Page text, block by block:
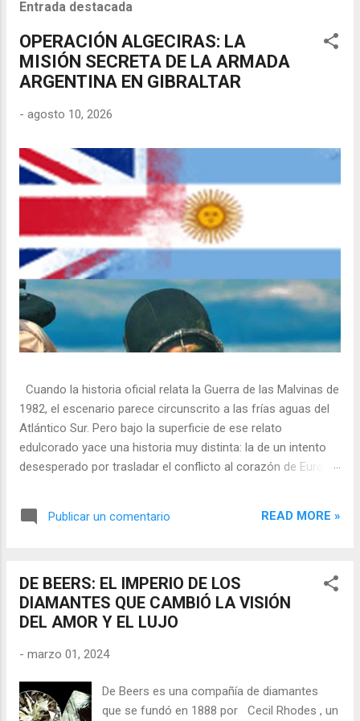
Entrada destacada
OPERACIÓN ALGECIRAS: LA
MISIÓN SECRETA DE LA ARMADA
ARGENTINA EN GIBRALTAR
- agosto 10, 2026
Cuando la historia oficial relata la Guerra de las Malvinas de
1982, el escenario parece circunscrito a las frías aguas del
Atlántico Sur. Pero bajo la superficie de ese relato
edulcorado yace una historia muy distinta: la de un intento
desesperado por trasladar el conflicto al corazón de Europa,
de 1982, un comando de cuatro hombres cruzó el Atlántico
con un plan tan audaz como peligroso: hundir un buque de la
concebida en la cúpula de la dictadura militar argentina y
ejecutada con la ayuda de un equipo de infiltrados tan
heterogéneo como letal: exguerrilleros montoneros
Pero lo cerca que estuvo de tener éxito —y las
consecuencias que habría desencadenado— convierten a la
Operación Algeciras en uno de los episodios de inteligencia
más fascinantes y ...
Publicar un comentario READ MORE »
DE BEERS: EL IMPERIO DE LOS
DIAMANTES QUE CAMBIÓ LA VISIÓN
DEL AMOR Y EL LUJO
- marzo 01, 2024
De Beers es una compañía de diamantes
que se fundó en 1888 por Cecil Rhodes , un